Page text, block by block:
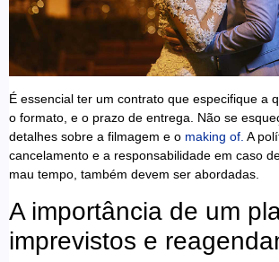
É essencial ter um contrato que especifique a
o formato, e o prazo de entrega. Não se
detalhes sobre a filmagem e o making of. A
cancelamento e a responsabilidade em caso
mau tempo, também devem ser abordadas.
A importância de um
imprevistos e